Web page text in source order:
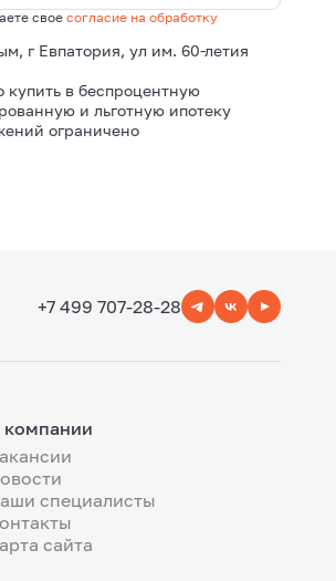
своесогласие на обработку
г Евпатория, ул им. 60-летия
в беспроцентную
и льготную ипотеку
ограничено
+7 499 707-28-28
компании
специалисты
сайта